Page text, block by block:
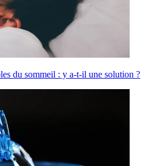
du sommeil : y a-t-il une solution ?